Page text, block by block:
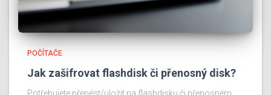
POČÍTAČE
Jak zašifrovat flashdisk či přenosný disk?